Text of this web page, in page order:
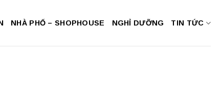
NHÀ PHỐ – SHOPHOUSE NGHỈ DƯỠNG TIN TỨC